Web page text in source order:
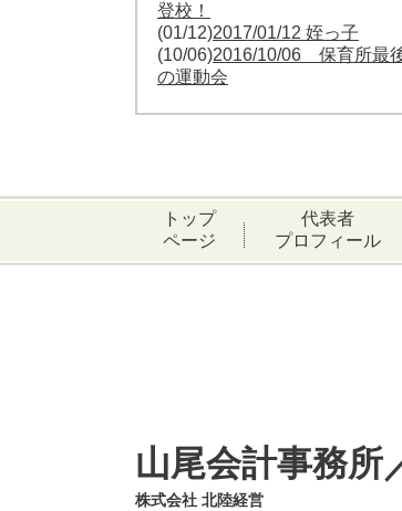
登校！
(01/12)2017/01/12 姪っ子
(10/06)2016/10/06 保育所最
の運動会
トップ
ページ
代表者
プロフィール
山尾会計事務所
株式会社 北陸経営